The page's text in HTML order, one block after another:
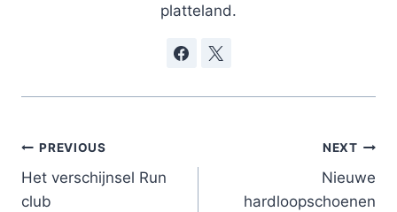
platteland.
Post
navigation
PREVIOUS
Het verschijnsel Run
club
NEXT
Nieuwe
hardloopschoenen